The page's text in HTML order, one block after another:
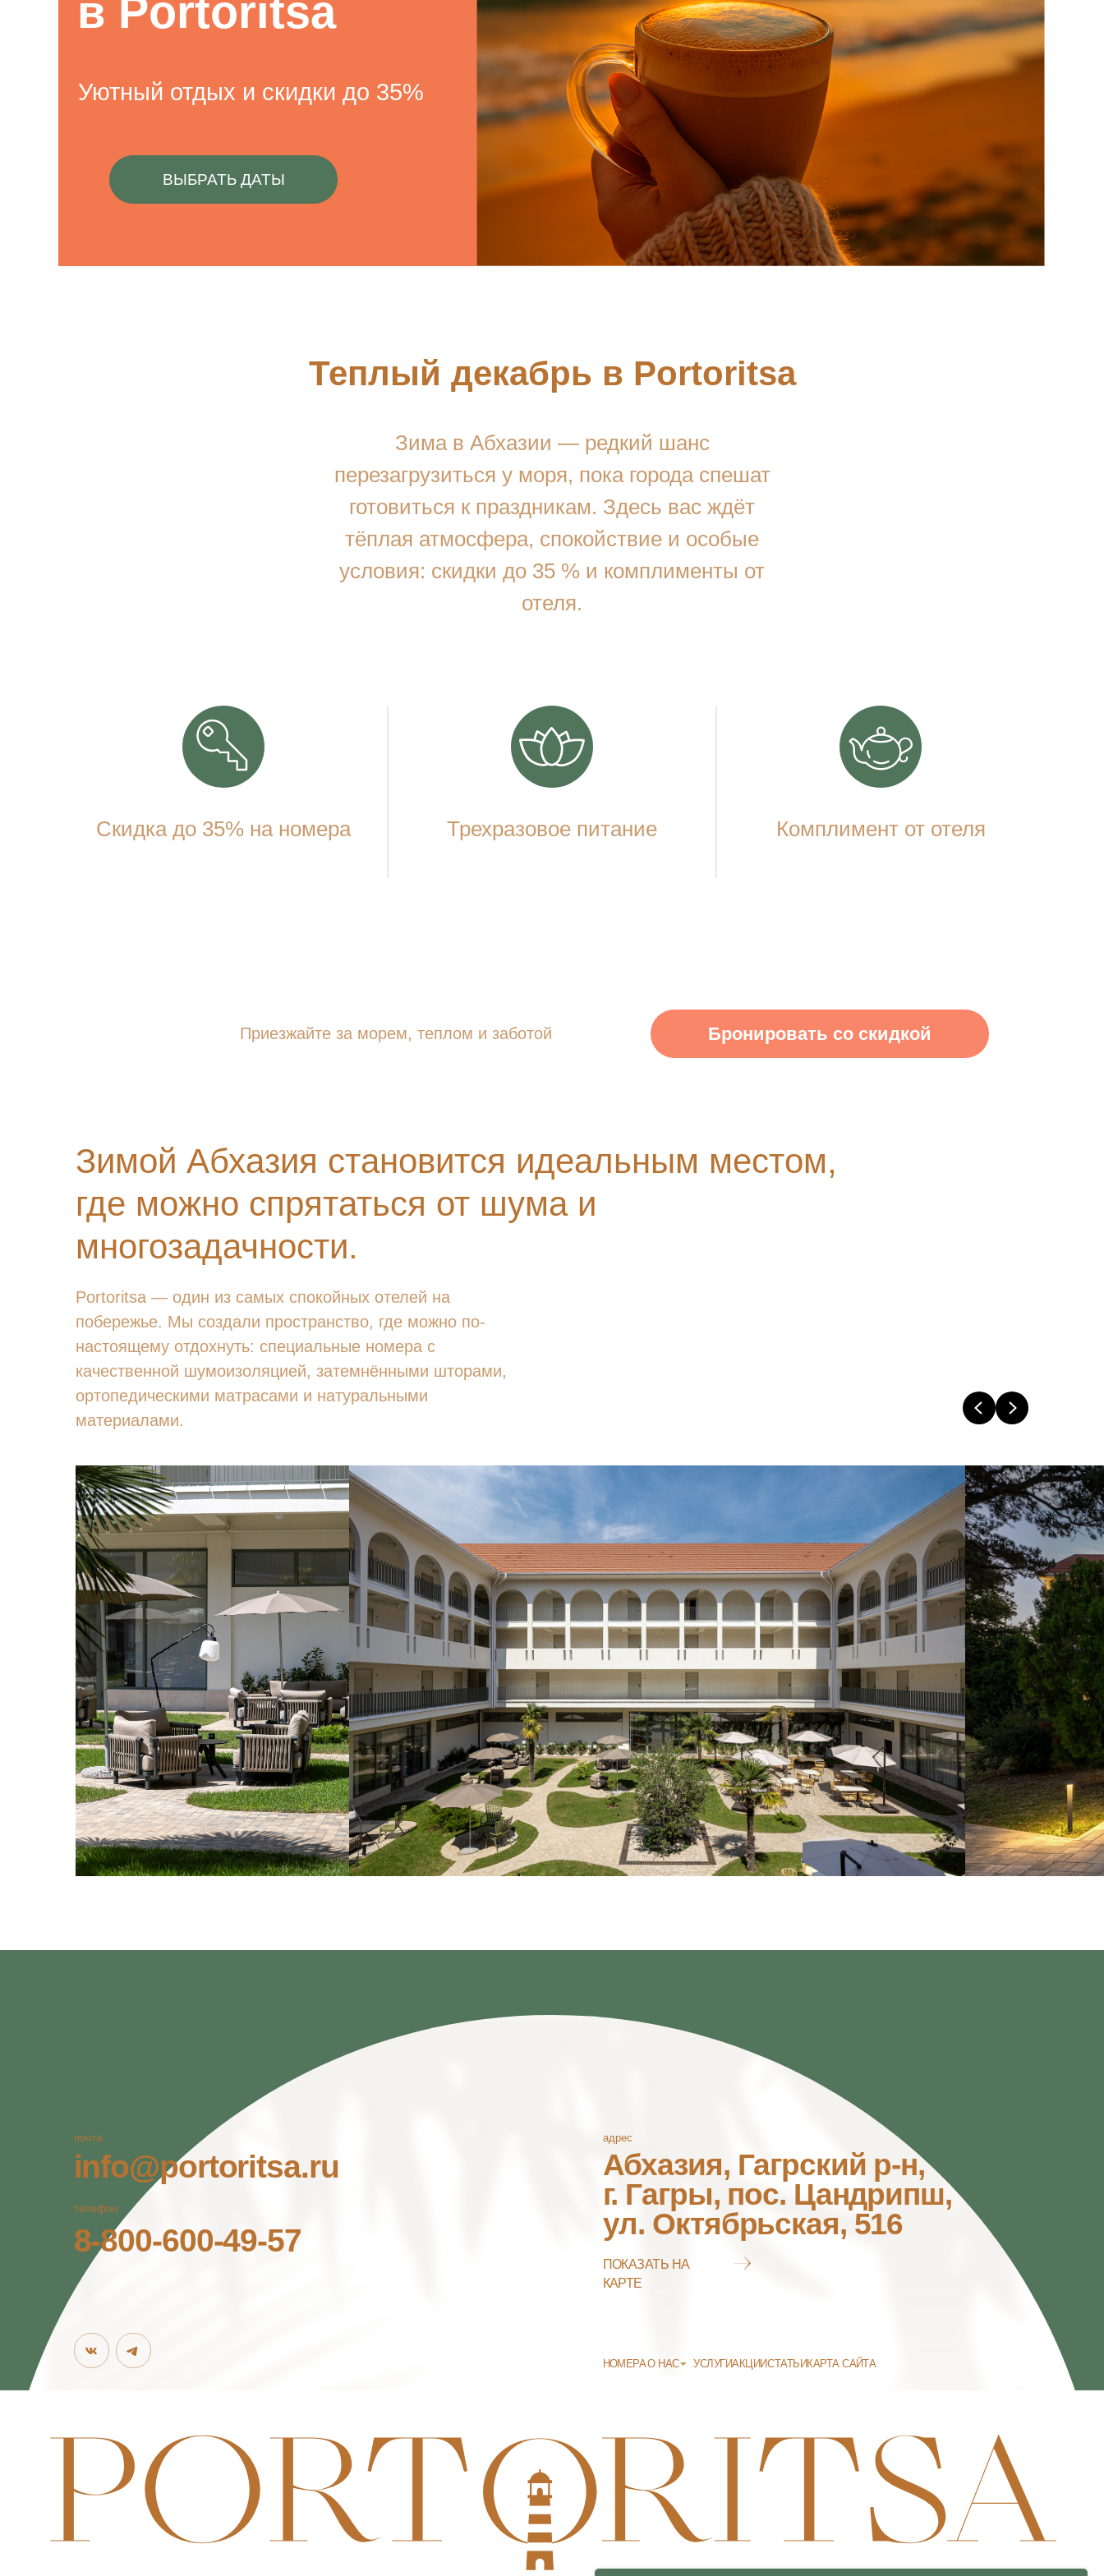
Уютный отдых и скидки до 35%
ВЫБРАТЬ ДАТЫ
в Portoritsa
Теплый декабрь в Portoritsa
Зима в Абхазии — редкий шанс
перезагрузиться у моря, пока города спешат
готовиться к праздникам. Здесь вас ждёт
тёплая атмосфера, спокойствие и особые
условия: скидки до 35 % и комплименты от
отеля.
Скидка до 35% на номера Трехразовое питание Комплимент от отеля
Приезжайте за морем, теплом и заботой Бронировать со скидкой
Зимой Абхазия становится идеальным местом,
где можно спрятаться от шума и
многозадачности.
Portoritsa — один из самых спокойных отелей на
побережье. Мы создали пространство, где можно по-
настоящему отдохнуть: специальные номера с
качественной шумоизоляцией, затемнёнными шторами,
ортопедическими матрасами и натуральными
материалами.
©2026. PORTORITSA.
адрес
ул. Октябрьская, 516
8-800-600-49-57
почта